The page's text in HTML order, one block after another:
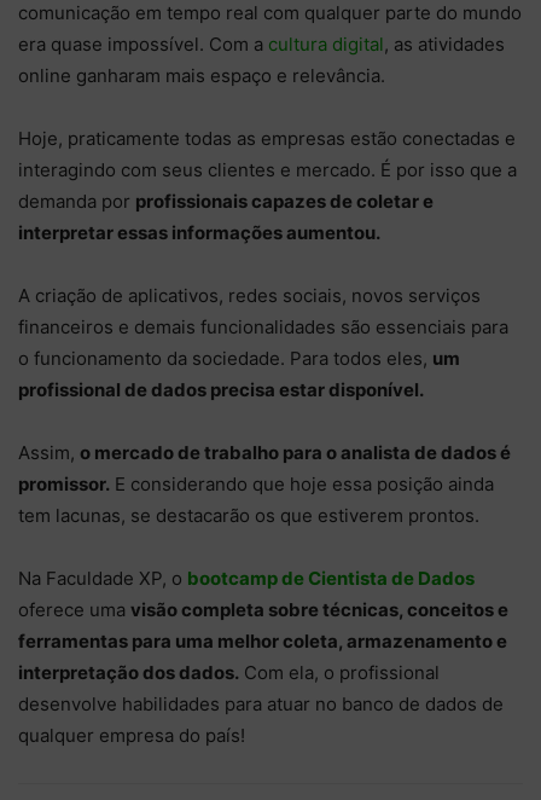
comunicação em tempo real com qualquer parte do mundo
era quase impossível. Com a cultura digital, as atividades
online ganharam mais espaço e relevância.
Hoje, praticamente todas as empresas estão conectadas e
interagindo com seus clientes e mercado. É por isso que a
demanda por profissionais capazes de coletar e
interpretar essas informações aumentou.
A criação de aplicativos, redes sociais, novos serviços
financeiros e demais funcionalidades são essenciais para
o funcionamento da sociedade. Para todos eles, um
profissional de dados precisa estar disponível.
Assim, o mercado de trabalho para o analista de dados é
promissor. E considerando que hoje essa posição ainda
tem lacunas, se destacarão os que estiverem prontos.
Na Faculdade XP, o bootcamp de Cientista de Dados
oferece uma visão completa sobre técnicas, conceitos e
ferramentas para uma melhor coleta, armazenamento e
interpretação dos dados. Com ela, o profissional
desenvolve habilidades para atuar no banco de dados de
qualquer empresa do país!